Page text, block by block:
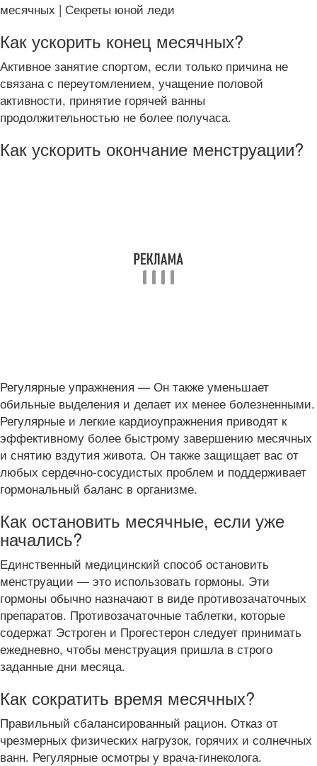
месячных | Секреты юной леди
Как ускорить конец месячных?
Активное занятие спортом, если только причина не
связана с переутомлением, учащение половой
активности, принятие горячей ванны
продолжительностью не более получаса.
Как ускорить окончание менструации?
Регулярные упражнения — Он также уменьшает
обильные выделения и делает их менее болезненными.
Регулярные и легкие кардиоупражнения приводят к
эффективному более быстрому завершению месячных
и снятию вздутия живота. Он также защищает вас от
любых сердечно-сосудистых проблем и поддерживает
гормональный баланс в организме.
Как остановить месячные, если уже
начались?
Единственный медицинский способ остановить
менструации — это использовать гормоны. Эти
гормоны обычно назначают в виде противозачаточных
препаратов. Противозачаточные таблетки, которые
содержат Эстроген и Прогестерон следует принимать
ежедневно, чтобы менструация пришла в строго
заданные дни месяца.
Как сократить время месячных?
Правильный сбалансированный рацион. Отказ от
чрезмерных физических нагрузок, горячих и солнечных
ванн. Регулярные осмотры у врача-гинеколога.